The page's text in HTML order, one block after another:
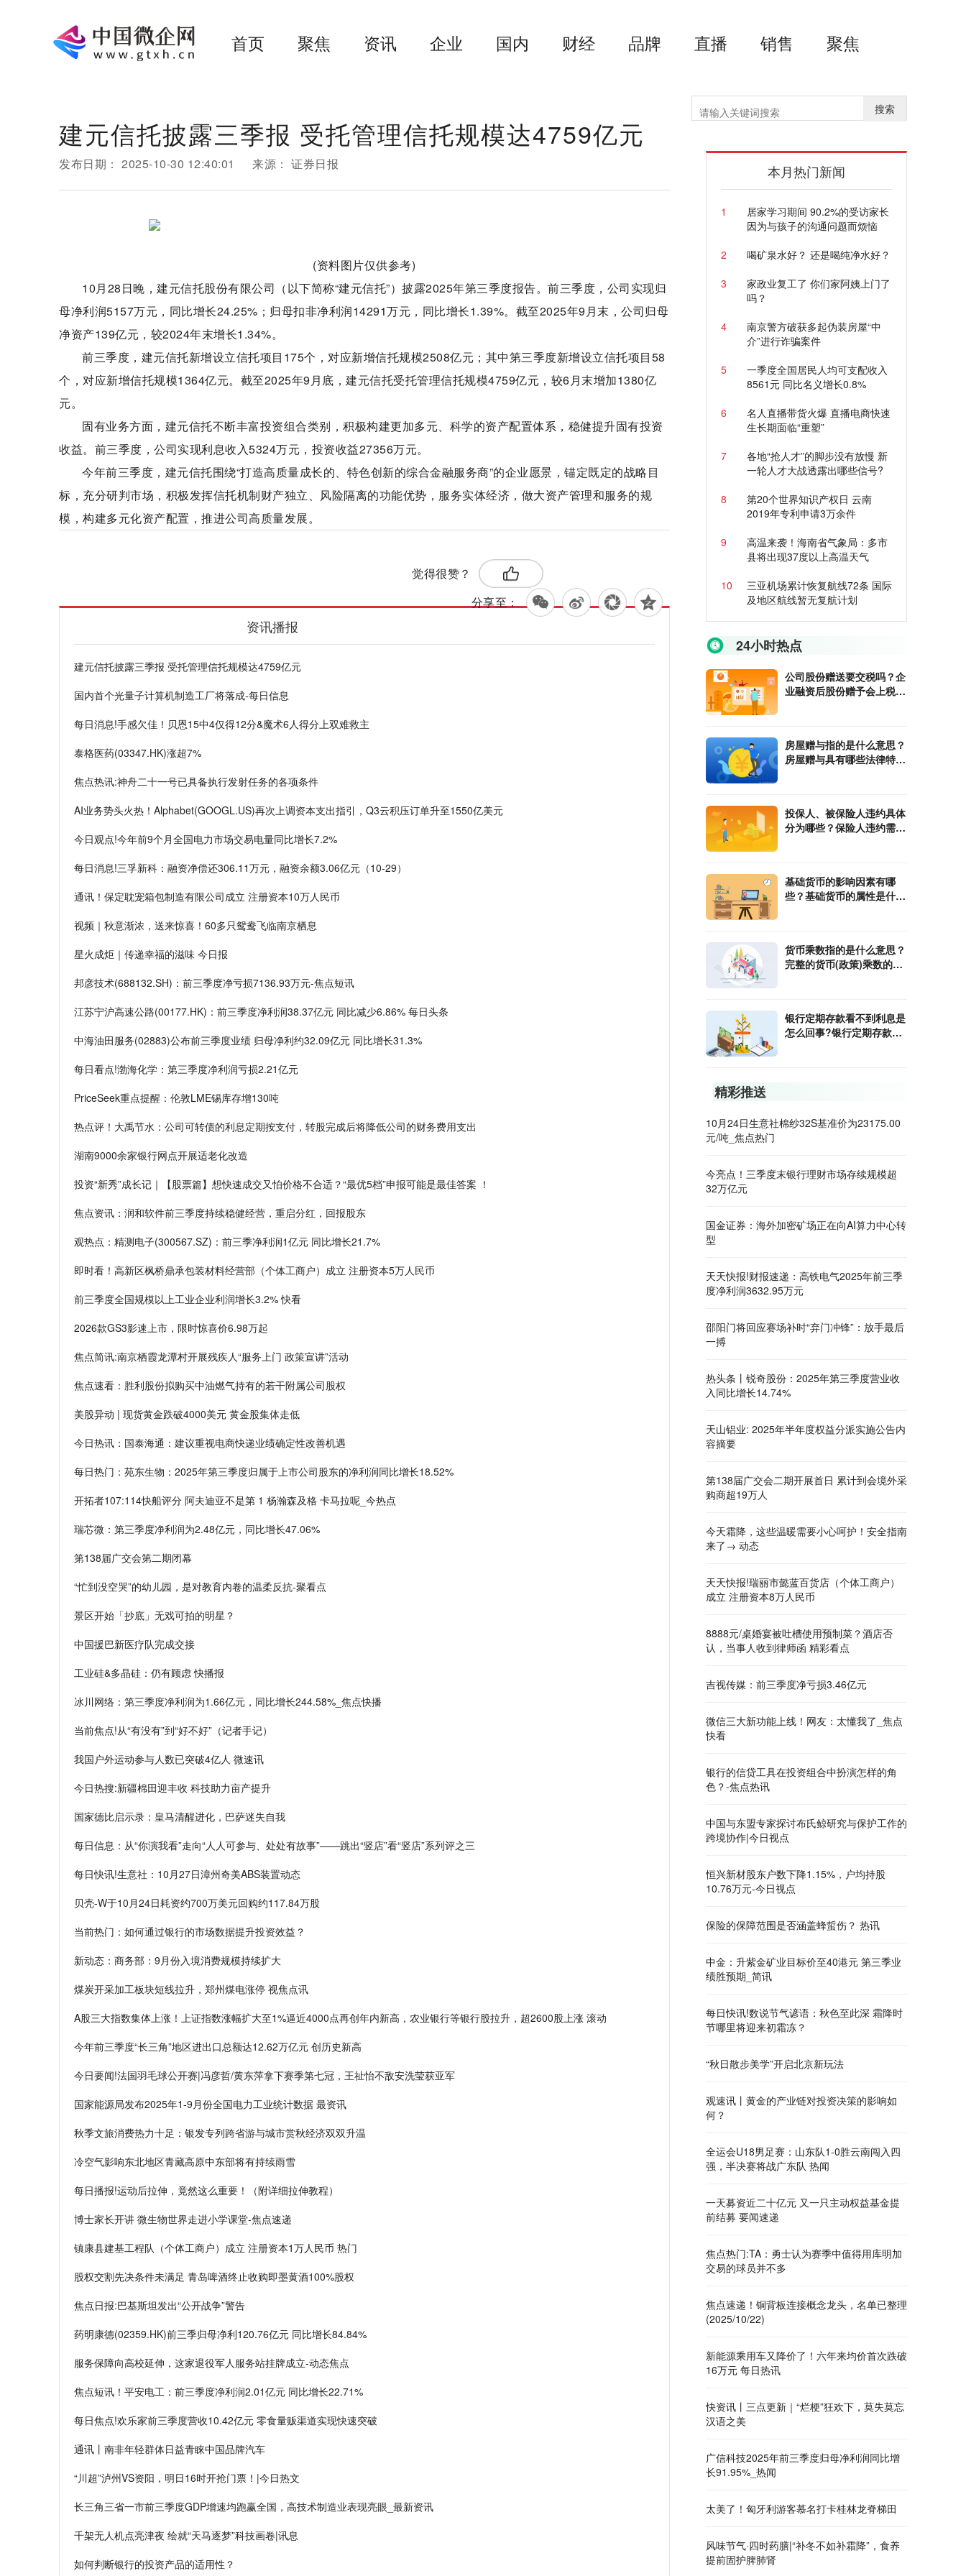
首页 聚焦 资讯 企业 国内 财经 品牌 直播 销售 聚焦
建元信托披露三季报 受托管理信托规模达4759亿元
发布日期： 2025-10-30 12:40:01 来源： 证券日报
(资料图片仅供参考)
10月28日晚，建元信托股份有限公司（以下简称“建元信托”）披露2025年第三季度报告。前三季度，公司实现归
母净利润5157万元，同比增长24.25%；归母扣非净利润14291万元，同比增长1.39%。截至2025年9月末，公司归母
净资产139亿元，较2024年末增长1.34%。
前三季度，建元信托新增设立信托项目175个，对应新增信托规模2508亿元；其中第三季度新增设立信托项目58
个，对应新增信托规模1364亿元。截至2025年9月底，建元信托受托管理信托规模4759亿元，较6月末增加1380亿
元。
固有业务方面，建元信托不断丰富投资组合类别，积极构建更加多元、科学的资产配置体系，稳健提升固有投资
收益。前三季度，公司实现利息收入5324万元，投资收益27356万元。
今年前三季度，建元信托围绕“打造高质量成长的、特色创新的综合金融服务商”的企业愿景，锚定既定的战略目
标，充分研判市场，积极发挥信托机制财产独立、风险隔离的功能优势，服务实体经济，做大资产管理和服务的规
模，构建多元化资产配置，推进公司高质量发展。
觉得很赞？
分享至：
资讯播报
建元信托披露三季报 受托管理信托规模达4759亿元
国内首个光量子计算机制造工厂将落成-每日信息
每日消息!手感欠佳！贝恩15中4仅得12分&魔术6人得分上双难救主
泰格医药(03347.HK)涨超7%
焦点热讯:神舟二十一号已具备执行发射任务的各项条件
AI业务势头火热！Alphabet(GOOGL.US)再次上调资本支出指引，Q3云积压订单升至1550亿美元
今日观点!今年前9个月全国电力市场交易电量同比增长7.2%
每日消息!三孚新科：融资净偿还306.11万元，融资余额3.06亿元（10-29）
通讯！保定耽宠箱包制造有限公司成立 注册资本10万人民币
视频｜秋意渐浓，送来惊喜！60多只鸳鸯飞临南京栖息
星火成炬｜传递幸福的滋味 今日报
邦彦技术(688132.SH)：前三季度净亏损7136.93万元-焦点短讯
江苏宁沪高速公路(00177.HK)：前三季度净利润38.37亿元 同比减少6.86% 每日头条
中海油田服务(02883)公布前三季度业绩 归母净利约32.09亿元 同比增长31.3%
每日看点!渤海化学：第三季度净利润亏损2.21亿元
PriceSeek重点提醒：伦敦LME锡库存增130吨
热点评！大禹节水：公司可转债的利息定期按支付，转股完成后将降低公司的财务费用支出
湖南9000余家银行网点开展适老化改造
投资“新秀”成长记｜【股票篇】想快速成交又怕价格不合适？“最优5档”申报可能是最佳答案 ！
焦点资讯：润和软件前三季度持续稳健经营，重启分红，回报股东
观热点：精测电子(300567.SZ)：前三季净利润1亿元 同比增长21.7%
即时看！高新区枫桥鼎承包装材料经营部（个体工商户）成立 注册资本5万人民币
前三季度全国规模以上工业企业利润增长3.2% 快看
2026款GS3影速上市，限时惊喜价6.98万起
焦点简讯:南京栖霞龙潭村开展残疾人“服务上门 政策宣讲”活动
焦点速看：胜利股份拟购买中油燃气持有的若干附属公司股权
美股异动 | 现货黄金跌破4000美元 黄金股集体走低
今日热讯：国泰海通：建议重视电商快递业绩确定性改善机遇
每日热门：苑东生物：2025年第三季度归属于上市公司股东的净利润同比增长18.52%
开拓者107:114快船评分 阿夫迪亚不是第 1 杨瀚森及格 卡马拉呢_今热点
瑞芯微：第三季度净利润为2.48亿元，同比增长47.06%
第138届广交会第二期闭幕
“忙到没空哭”的幼儿园，是对教育内卷的温柔反抗-聚看点
景区开始「抄底」无戏可拍的明星？
中国援巴新医疗队完成交接
工业硅&多晶硅：仍有顾虑 快播报
冰川网络：第三季度净利润为1.66亿元，同比增长244.58%_焦点快播
当前焦点!从“有没有”到“好不好”（记者手记）
我国户外运动参与人数已突破4亿人 微速讯
今日热搜:新疆棉田迎丰收 科技助力亩产提升
国家德比启示录：皇马清醒进化，巴萨迷失自我
每日信息：从“你演我看”走向“人人可参与、处处有故事”——跳出“竖店”看“竖店”系列评之三
每日快讯!生意社：10月27日漳州奇美ABS装置动态
贝壳-W于10月24日耗资约700万美元回购约117.84万股
当前热门：如何通过银行的市场数据提升投资效益？
新动态：商务部：9月份入境消费规模持续扩大
煤炭开采加工板块短线拉升，郑州煤电涨停 视焦点讯
A股三大指数集体上涨！上证指数涨幅扩大至1%逼近4000点再创年内新高，农业银行等银行股拉升，超2600股上涨 滚动
今年前三季度“长三角”地区进出口总额达12.62万亿元 创历史新高
今日要闻!法国羽毛球公开赛|冯彦哲/黄东萍拿下赛季第七冠，王祉怡不敌安洗莹获亚军
国家能源局发布2025年1-9月份全国电力工业统计数据 最资讯
秋季文旅消费热力十足：银发专列跨省游与城市赏秋经济双双升温
冷空气影响东北地区青藏高原中东部将有持续雨雪
每日播报!运动后拉伸，竟然这么重要！（附详细拉伸教程）
博士家长开讲 微生物世界走进小学课堂-焦点速递
镇康县建基工程队（个体工商户）成立 注册资本1万人民币 热门
股权交割先决条件未满足 青岛啤酒终止收购即墨黄酒100%股权
焦点日报:巴基斯坦发出“公开战争”警告
药明康德(02359.HK)前三季归母净利120.76亿元 同比增长84.84%
服务保障向高校延伸，这家退役军人服务站挂牌成立-动态焦点
焦点短讯！平安电工：前三季度净利润2.01亿元 同比增长22.71%
每日焦点!欢乐家前三季度营收10.42亿元 零食量贩渠道实现快速突破
通讯丨南非年轻群体日益青睐中国品牌汽车
“川超”泸州VS资阳，明日16时开抢门票！|今日热文
长三角三省一市前三季度GDP增速均跑赢全国，高技术制造业表现亮眼_最新资讯
千架无人机点亮津夜 绘就“天马逐梦”科技画卷|讯息
如何判断银行的投资产品的适用性？
搜索
本月热门新闻
1
居家学习期间 90.2%的受访家长
因为与孩子的沟通问题而烦恼
2
喝矿泉水好？ 还是喝纯净水好？
3
家政业复工了 你们家阿姨上门了
吗？
4
南京警方破获多起伪装房屋“中
介”进行诈骗案件
5
一季度全国居民人均可支配收入
8561元 同比名义增长0.8%
6
名人直播带货火爆 直播电商快速
生长期面临“重塑”
7
各地“抢人才”的脚步没有放慢 新
一轮人才大战透露出哪些信号?
8
第20个世界知识产权日 云南
2019年专利申请3万余件
9
高温来袭！海南省气象局：多市
县将出现37度以上高温天气
10
三亚机场累计恢复航线72条 国际
及地区航线暂无复航计划
24小时热点
公司股份赠送要交税吗？企
业融资后股份赠予会上税
房屋赠与指的是什么意思？
房屋赠与具有哪些法律特
投保人、被保险人违约具体
分为哪些？保险人违约需要
基础货币的影响因素有哪
些？基础货币的属性是什
货币乘数指的是什么意思？
完整的货币(政策)乘数的计
银行定期存款看不到利息是
怎么回事?银行定期存款利
精彩推送
10月24日生意社棉纱32S基准价为23175.00
元/吨_焦点热门
今亮点！三季度末银行理财市场存续规模超
32万亿元
国金证券：海外加密矿场正在向AI算力中心转
型
天天快报!财报速递：高铁电气2025年前三季
度净利润3632.95万元
邵阳门将回应赛场补时“弃门冲锋”：放手最后
一搏
热头条丨锐奇股份：2025年第三季度营业收
入同比增长14.74%
天山铝业: 2025年半年度权益分派实施公告内
容摘要
第138届广交会二期开展首日 累计到会境外采
购商超19万人
今天霜降，这些温暖需要小心呵护！安全指南
来了→ 动态
天天快报!瑞丽市懿蓝百货店（个体工商户）
成立 注册资本8万人民币
8888元/桌婚宴被吐槽使用预制菜？酒店否
认，当事人收到律师函 精彩看点
吉视传媒：前三季度净亏损3.46亿元
微信三大新功能上线！网友：太懂我了_焦点
快看
银行的信贷工具在投资组合中扮演怎样的角
色？-焦点热讯
中国与东盟专家探讨布氏鲸研究与保护工作的
跨境协作|今日视点
恒兴新材股东户数下降1.15%，户均持股
10.76万元-今日视点
保险的保障范围是否涵盖蜂蜇伤？ 热讯
中金：升紫金矿业目标价至40港元 第三季业
绩胜预期_简讯
每日快讯!数说节气谚语：秋色至此深 霜降时
节哪里将迎来初霜冻？
“秋日散步美学”开启北京新玩法
观速讯丨黄金的产业链对投资决策的影响如
何？
全运会U18男足赛：山东队1-0胜云南闯入四
强，半决赛将战广东队 热闻
一天募资近二十亿元 又一只主动权益基金提
前结募 要闻速递
焦点热门:TA：勇士认为赛季中值得用库明加
交易的球员并不多
焦点速递！铜背板连接概念龙头，名单已整理
(2025/10/22)
新能源乘用车又降价了！六年来均价首次跌破
16万元 每日热讯
快资讯丨三点更新｜“烂梗”狂欢下，莫失莫忘
汉语之美
广信科技2025年前三季度归母净利润同比增
长91.95%_热闻
太美了！匈牙利游客慕名打卡桂林龙脊梯田
风味节气·四时药膳|“补冬不如补霜降”，食养
提前固护脾肺肾